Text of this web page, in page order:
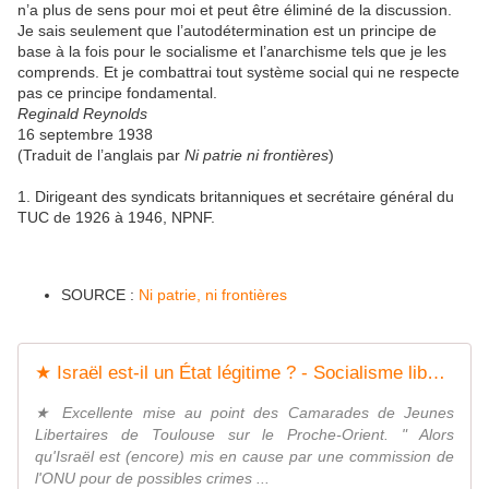
n’a plus de sens pour moi et peut être éliminé de la discussion.
Je sais seulement que l’autodétermination est un principe de
base à la fois pour le socialisme et l’anarchisme tels que je les
comprends. Et je combattrai tout système social qui ne respecte
pas ce principe fondamental.
Reginald Reynolds
16 septembre 1938
(Traduit de l’anglais par Ni patrie ni frontières)
1. Dirigeant des syndicats britanniques et secrétaire général du
TUC de 1926 à 1946, NPNF.
SOURCE : Ni patrie, ni frontières
★ Israël est-il un État légitime ? - Socialisme libertaire
★ Excellente mise au point des Camarades de Jeunes
Libertaires de Toulouse sur le Proche-Orient. " Alors
qu'Israël est (encore) mis en cause par une commission de
l'ONU pour de possibles crimes ...